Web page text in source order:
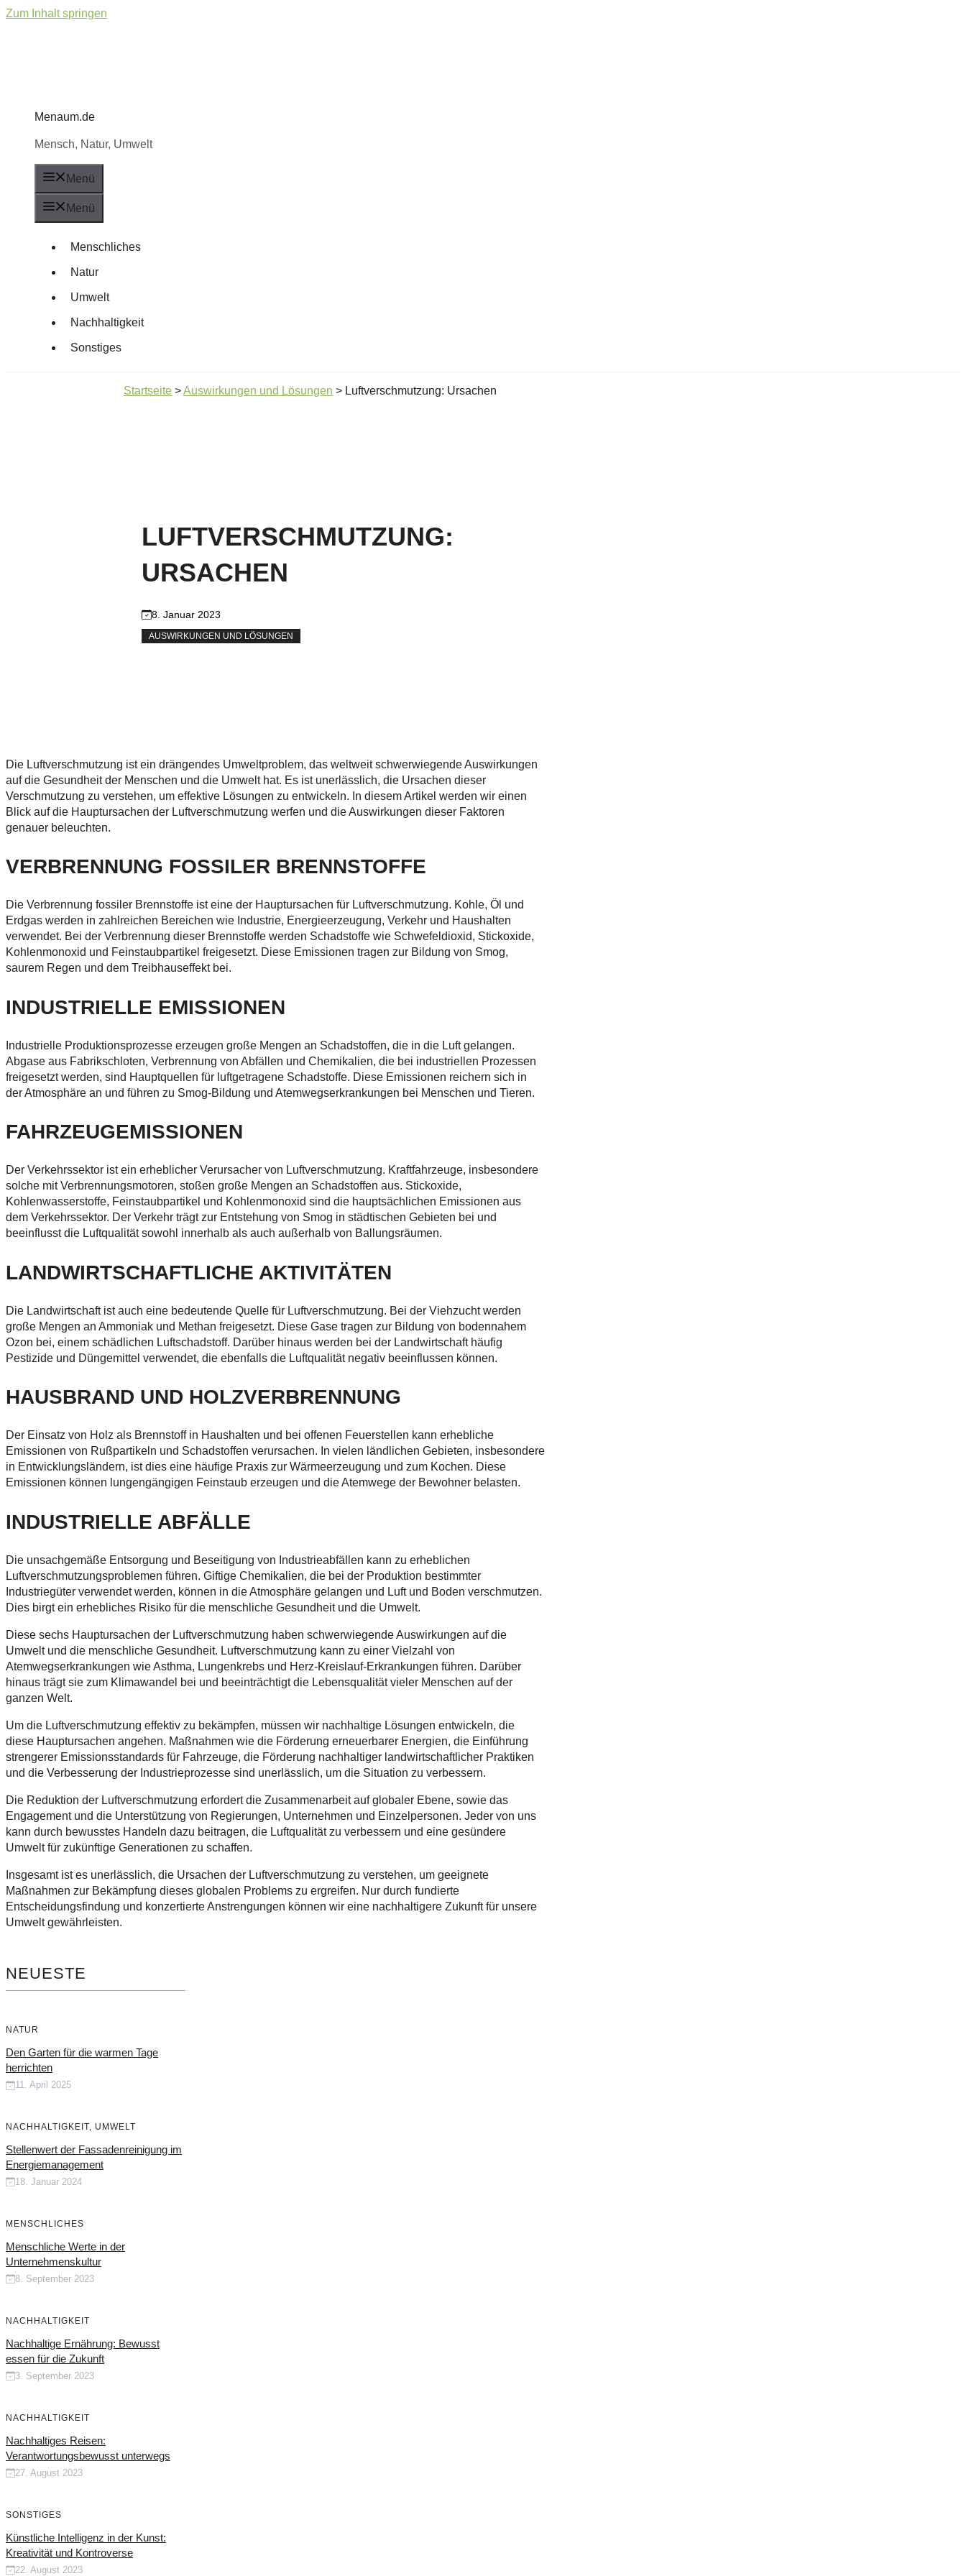
Zum Inhalt springen
Menaum.de
Mensch, Natur, Umwelt
Menü
Menü
Menschliches
Natur
Umwelt
Nachhaltigkeit
Sonstiges
Startseite >Auswirkungen und Lösungen > Luftverschmutzung: Ursachen
LUFTVERSCHMUTZUNG:
URSACHEN
8. Januar 2023
AUSWIRKUNGEN UND LÖSUNGEN
Die Luftverschmutzung ist ein drängendes Umweltproblem, das weltweit schwerwiegende Auswirkungen
auf die Gesundheit der Menschen und die Umwelt hat. Es ist unerlässlich, die Ursachen dieser
Verschmutzung zu verstehen, um effektive Lösungen zu entwickeln. In diesem Artikel werden wir einen
Blick auf die Hauptursachen der Luftverschmutzung werfen und die Auswirkungen dieser Faktoren
genauer beleuchten.
VERBRENNUNG FOSSILER BRENNSTOFFE
Die Verbrennung fossiler Brennstoffe ist eine der Hauptursachen für Luftverschmutzung. Kohle, Öl und
Erdgas werden in zahlreichen Bereichen wie Industrie, Energieerzeugung, Verkehr und Haushalten
verwendet. Bei der Verbrennung dieser Brennstoffe werden Schadstoffe wie Schwefeldioxid, Stickoxide,
Kohlenmonoxid und Feinstaubpartikel freigesetzt. Diese Emissionen tragen zur Bildung von Smog,
saurem Regen und dem Treibhauseffekt bei.
INDUSTRIELLE EMISSIONEN
Industrielle Produktionsprozesse erzeugen große Mengen an Schadstoffen, die in die Luft gelangen.
Abgase aus Fabrikschloten, Verbrennung von Abfällen und Chemikalien, die bei industriellen Prozessen
freigesetzt werden, sind Hauptquellen für luftgetragene Schadstoffe. Diese Emissionen reichern sich in
der Atmosphäre an und führen zu Smog-Bildung und Atemwegserkrankungen bei Menschen und Tieren.
FAHRZEUGEMISSIONEN
Der Verkehrssektor ist ein erheblicher Verursacher von Luftverschmutzung. Kraftfahrzeuge, insbesondere
solche mit Verbrennungsmotoren, stoßen große Mengen an Schadstoffen aus. Stickoxide,
Kohlenwasserstoffe, Feinstaubpartikel und Kohlenmonoxid sind die hauptsächlichen Emissionen aus
dem Verkehrssektor. Der Verkehr trägt zur Entstehung von Smog in städtischen Gebieten bei und
beeinflusst die Luftqualität sowohl innerhalb als auch außerhalb von Ballungsräumen.
LANDWIRTSCHAFTLICHE AKTIVITÄTEN
Die Landwirtschaft ist auch eine bedeutende Quelle für Luftverschmutzung. Bei der Viehzucht werden
große Mengen an Ammoniak und Methan freigesetzt. Diese Gase tragen zur Bildung von bodennahem
Ozon bei, einem schädlichen Luftschadstoff. Darüber hinaus werden bei der Landwirtschaft häufig
Pestizide und Düngemittel verwendet, die ebenfalls die Luftqualität negativ beeinflussen können.
HAUSBRAND UND HOLZVERBRENNUNG
Der Einsatz von Holz als Brennstoff in Haushalten und bei offenen Feuerstellen kann erhebliche
Emissionen von Rußpartikeln und Schadstoffen verursachen. In vielen ländlichen Gebieten, insbesondere
in Entwicklungsländern, ist dies eine häufige Praxis zur Wärmeerzeugung und zum Kochen. Diese
Emissionen können lungengängigen Feinstaub erzeugen und die Atemwege der Bewohner belasten.
INDUSTRIELLE ABFÄLLE
Die unsachgemäße Entsorgung und Beseitigung von Industrieabfällen kann zu erheblichen
Luftverschmutzungsproblemen führen. Giftige Chemikalien, die bei der Produktion bestimmter
Industriegüter verwendet werden, können in die Atmosphäre gelangen und Luft und Boden verschmutzen.
Dies birgt ein erhebliches Risiko für die menschliche Gesundheit und die Umwelt.
Diese sechs Hauptursachen der Luftverschmutzung haben schwerwiegende Auswirkungen auf die
Umwelt und die menschliche Gesundheit. Luftverschmutzung kann zu einer Vielzahl von
Atemwegserkrankungen wie Asthma, Lungenkrebs und Herz-Kreislauf-Erkrankungen führen. Darüber
hinaus trägt sie zum Klimawandel bei und beeinträchtigt die Lebensqualität vieler Menschen auf der
ganzen Welt.
Um die Luftverschmutzung effektiv zu bekämpfen, müssen wir nachhaltige Lösungen entwickeln, die
diese Hauptursachen angehen. Maßnahmen wie die Förderung erneuerbarer Energien, die Einführung
strengerer Emissionsstandards für Fahrzeuge, die Förderung nachhaltiger landwirtschaftlicher Praktiken
und die Verbesserung der Industrieprozesse sind unerlässlich, um die Situation zu verbessern.
Die Reduktion der Luftverschmutzung erfordert die Zusammenarbeit auf globaler Ebene, sowie das
Engagement und die Unterstützung von Regierungen, Unternehmen und Einzelpersonen. Jeder von uns
kann durch bewusstes Handeln dazu beitragen, die Luftqualität zu verbessern und eine gesündere
Umwelt für zukünftige Generationen zu schaffen.
Insgesamt ist es unerlässlich, die Ursachen der Luftverschmutzung zu verstehen, um geeignete
Maßnahmen zur Bekämpfung dieses globalen Problems zu ergreifen. Nur durch fundierte
Entscheidungsfindung und konzertierte Anstrengungen können wir eine nachhaltigere Zukunft für unsere
Umwelt gewährleisten.
NEUESTE
NATUR
Den Garten für die warmen Tage
herrichten
11. April 2025
NACHHALTIGKEIT, UMWELT
Stellenwert der Fassadenreinigung im
Energiemanagement
18. Januar 2024
MENSCHLICHES
Menschliche Werte in der
Unternehmenskultur
8. September 2023
NACHHALTIGKEIT
Nachhaltige Ernährung: Bewusst
essen für die Zukunft
3. September 2023
NACHHALTIGKEIT
Nachhaltiges Reisen:
Verantwortungsbewusst unterwegs
27. August 2023
SONSTIGES
Künstliche Intelligenz in der Kunst:
Kreativität und Kontroverse
22. August 2023